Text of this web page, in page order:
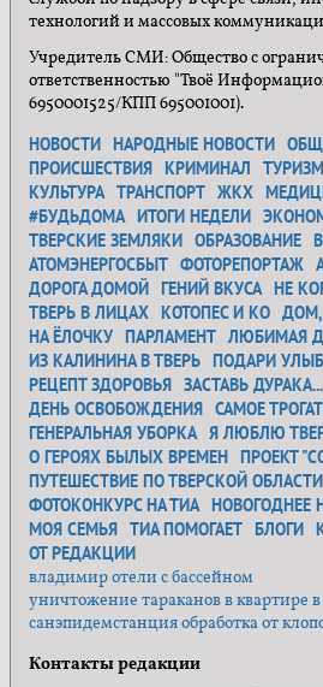
технологий и массовых
Учредитель СМИ: Общество с
ответственностью "Твоё
6950001525/КПП 695001001).
НОВОСТИ НАРОДНЫЕ НОВОСТИ
ПРОИСШЕСТВИЯ КРИМИНАЛ ТУРИЗМ
КУЛЬТУРА ТРАНСПОРТ ЖКХ
#БУДЬДОМА ИТОГИ НЕДЕЛИ
ТВЕРСКИЕ ЗЕМЛЯКИ ОБРАЗОВАНИЕ
АТОМЭНЕРГОСБЫТ ФОТОРЕПОРТАЖ
ДОРОГА ДОМОЙ ГЕНИЙ ВКУСА НЕ
ТВЕРЬ В ЛИЦАХ КОТОПЕС И КО
НА ЁЛОЧКУ ПАРЛАМЕНТ ЛЮБИМАЯ
ИЗ КАЛИНИНА В ТВЕРЬ ПОДАРИ
РЕЦЕПТ ЗДОРОВЬЯ ЗАСТАВЬ ДУРАКА...
ДЕНЬ ОСВОБОЖДЕНИЯ САМОЕ
ГЕНЕРАЛЬНАЯ УБОРКА Я ЛЮБЛЮ
О ГЕРОЯХ БЫЛЫХ ВРЕМЕН ПРОЕКТ
ПУТЕШЕСТВИЕ ПО ТВЕРСКОЙ ОБЛАСТИ
ФОТОКОНКУРС НА ТИА НОВОГОДНЕЕ
МОЯ СЕМЬЯ ТИА ПОМОГАЕТ БЛОГИ
ОТ РЕДАКЦИИ
владимир отели с бассейном
уничтожение тараканов в квартире в
санэпидемстанция обработка от
Контакты редакции